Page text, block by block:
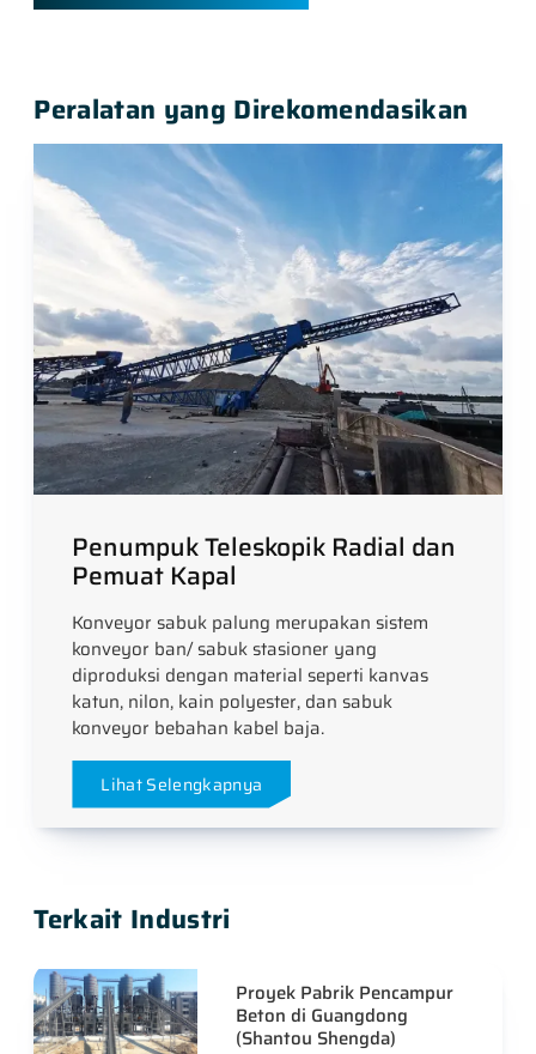
Peralatan yang Direkomendasikan
Penumpuk Teleskopik Radial dan
Pemuat Kapal
Konveyor sabuk palung merupakan sistem
konveyor ban/ sabuk stasioner yang
diproduksi dengan material seperti kanvas
katun, nilon, kain polyester, dan sabuk
konveyor bebahan kabel baja.
Lihat Selengkapnya
Terkait Industri
Proyek Pabrik Pencampur
Beton di Guangdong
(Shantou Shengda)